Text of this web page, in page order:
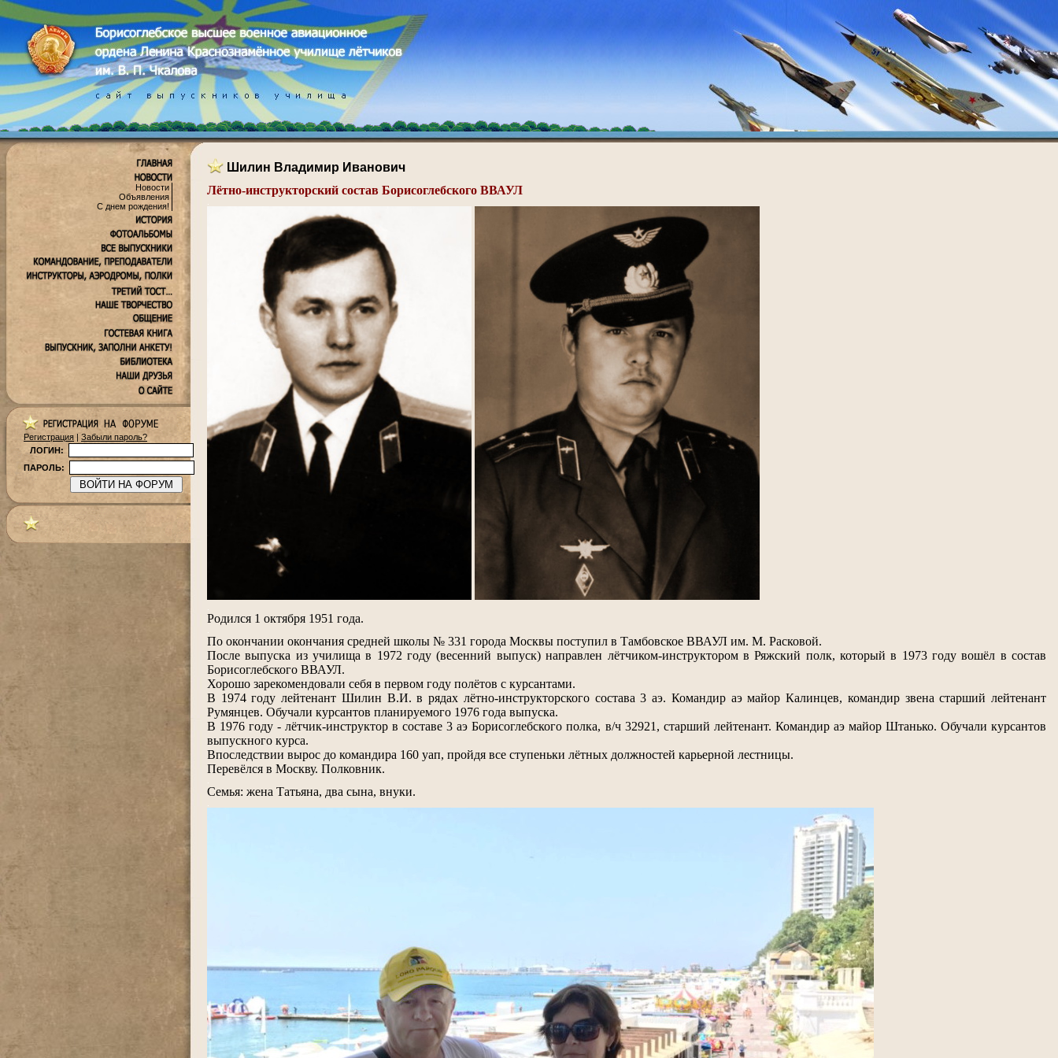
Новости
Объявления
С днем рождения!
Регистрация | Забыли пароль?
ЛОГИН:
ПАРОЛЬ:
Шилин Владимир Иванович
Лётно-инструкторский состав Борисоглебского ВВАУЛ
Родился 1 октября 1951 года.
По окончании окончания средней школы № 331 города Москвы поступил в Тамбовское ВВАУЛ им. М. Расковой.
После выпуска из училища в 1972 году (весенний выпуск) направлен лётчиком-инструктором в Ряжский полк, который в 1973 году вошёл в состав
Борисоглебского ВВАУЛ.
Хорошо зарекомендовали себя в первом году полётов с курсантами.
В 1974 году лейтенант Шилин В.И. в рядах лётно-инструкторского состава 3 аэ. Командир аэ майор Калинцев, командир звена старший лейтенант
Румянцев. Обучали курсантов планируемого 1976 года выпуска.
В 1976 году - лётчик-инструктор в составе 3 аэ Борисоглебского полка, в/ч 32921, старший лейтенант. Командир аэ майор Штанько. Обучали курсантов
выпускного курса.
Впоследствии вырос до командира 160 уап, пройдя все ступеньки лётных должностей карьерной лестницы.
Перевёлся в Москву. Полковник.
Семья: жена Татьяна, два сына, внуки.